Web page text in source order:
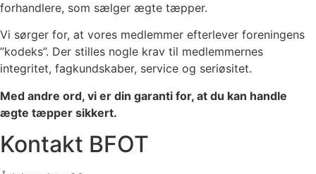
forhandlere, som sælger ægte tæpper.
Vi sørger for, at vores medlemmer efterlever foreningens
”kodeks”. Der stilles nogle krav til medlemmernes
integritet, fagkundskaber, service og seriøsitet.
Med andre ord, vi er din garanti for, at du kan handle
ægte tæpper sikkert.
Kontakt BFOT